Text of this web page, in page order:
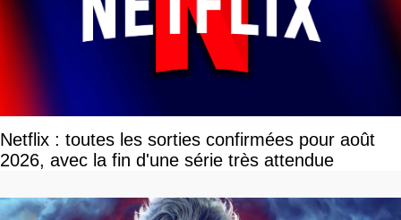
Netflix : toutes les sorties confirmées pour août
2026, avec la fin d'une série très attendue